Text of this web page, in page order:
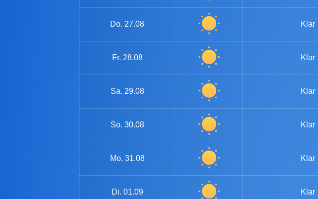
Do. 27.08 Klar
Fr. 28.08 Klar
Sa. 29.08 Klar
So. 30.08 Klar
Mo. 31.08 Klar
Di. 01.09 Klar